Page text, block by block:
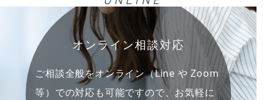
オンライン相談対応
ご相談全般をオンライン（Line や Zoom
等）での対応も可能ですので、お気軽に